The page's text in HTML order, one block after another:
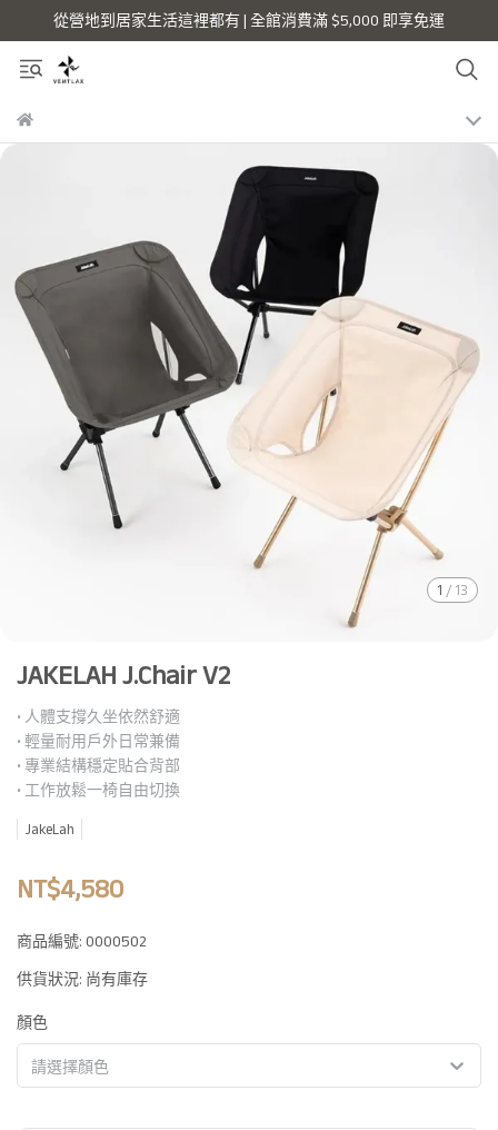
從營地到居家生活這裡都有 | 全館消費滿 $5,000 即享免運
1 / 13
JAKELAH J.Chair V2
• 人體支撐久坐依然舒適
• 輕量耐用戶外日常兼備
• 專業結構穩定貼合背部
• 工作放鬆一椅自由切換
JakeLah
NT$4,580
商品編號: 0000502
供貨狀況: 尚有庫存
顏色
請選擇顏色